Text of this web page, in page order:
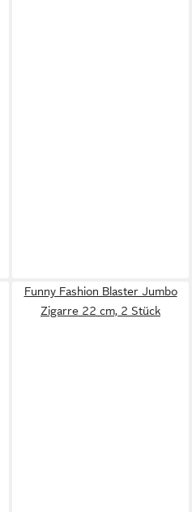
Funny Fashion Blaster Jumbo
Zigarre 22 cm, 2 Stück